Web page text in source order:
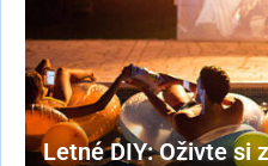
Letné DIY: Oživte si